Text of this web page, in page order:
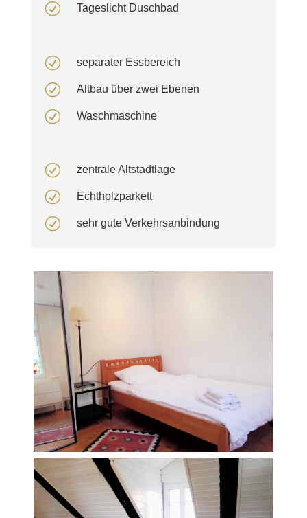
R Tageslicht Duschbad
R separater Essbereich
R Altbau über zwei Ebenen
R Waschmaschine
R zentrale Altstadtlage
R Echtholzparkett
R sehr gute Verkehrsanbindung